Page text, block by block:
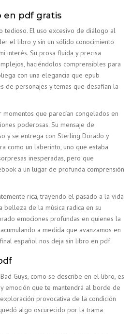
en pdf gratis
tedioso. El uso excesivo de diálogo al
el libro y sin un sólido conocimiento
interés. Su prosa fluida y precisa
haciéndolos comprensibles para
con una elegancia que epub
de personajes y temas que desafían la
que parecían congelados en
poderosas. Su mensaje de
y se entrega con Sterling Dorado y
como un laberinto, uno que estaba
inesperadas, pero que
a un lugar de profunda comprensión
rica, trayendo el pasado a la vida
belleza de la música radica en su
emociones profundas en quienes la
a medida que avanzamos en
español nos deja sin libro en pdf
Guys, como se describe en el libro, es
emoción que te mantendrá al borde de
provocativa de la condición
algo oscurecido por la trama